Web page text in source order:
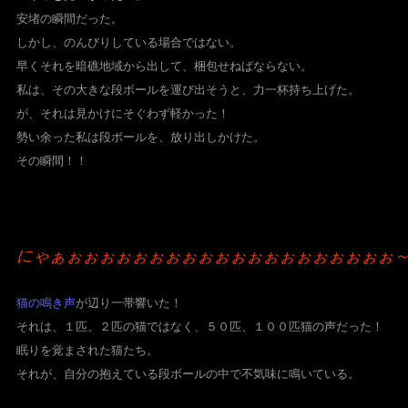
安堵の瞬間だった。
しかし、のんびりしている場合ではない。
早くそれを暗礁地域から出して、梱包せねばならない。
私は、その大きな段ボールを運び出そうと、 力一杯持ち上げた。
が、それは見かけにそぐわず軽かった！
勢い余った私は段ボールを、放り出しかけた。
その瞬間！！
にゃぁぉぉぉぉぉぉぉぉぉぉぉぉぉぉぉぉぉぉぉぉ
猫の鳴き声が辺り一帯響いた！
それは、
１匹、２匹の猫ではなく、５０匹、１００匹猫の声だった！
眠りを覚まされた猫たち。
それが、自分の抱えている段ボールの中で不気味に鳴いている。